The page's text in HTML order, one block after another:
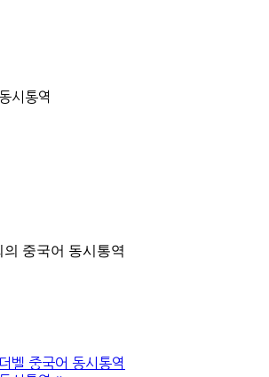
시통역
의 중국어 동시통역
벨 중국어 동시통역